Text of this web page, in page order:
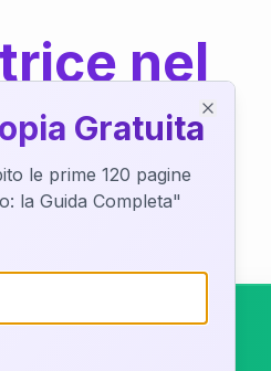
nel
interpretazione
Gratuita
le prime 120 pagine
la Guida Completa"